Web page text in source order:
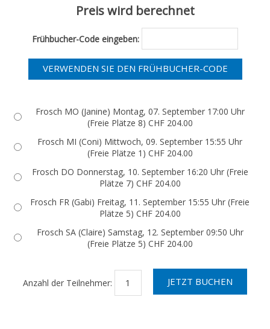
Preis wird berechnet
Frühbucher-Code eingeben:
Frosch MO (Janine) Montag, 07. September 17:00 Uhr
(Freie Plätze 8) CHF 204.00
Frosch MI (Coni) Mittwoch, 09. September 15:55 Uhr
(Freie Plätze 1) CHF 204.00
Frosch DO Donnerstag, 10. September 16:20 Uhr (Freie
Plätze 7) CHF 204.00
Frosch FR (Gabi) Freitag, 11. September 15:55 Uhr (Freie
Plätze 5) CHF 204.00
Frosch SA (Claire) Samstag, 12. September 09:50 Uhr
(Freie Plätze 5) CHF 204.00
Anzahl der Teilnehmer: